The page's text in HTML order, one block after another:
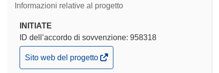
Informazioni relative al progetto
INITIATE
ID dell’accordo di sovvenzione: 958318
(si
apre
Sito web del progetto